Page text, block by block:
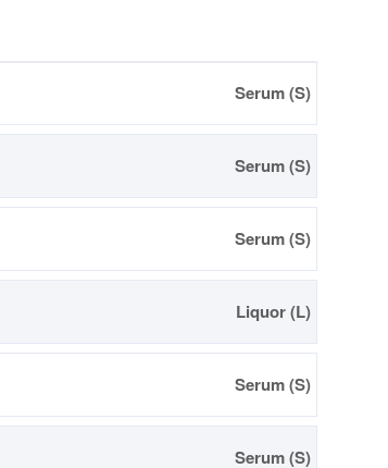
Serum (S)
Serum (S)
Serum (S)
Liquor (L)
Serum (S)
Serum (S)